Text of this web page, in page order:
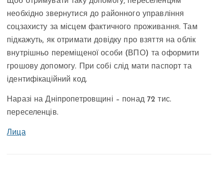
необхідно звернутися до районного управління
соцзахисту за місцем фактичного проживання. Там
підкажуть, як отримати довідку про взяття на облік
внутрішньо переміщеної особи (ВПО) та оформити
грошову допомогу. При собі слід мати паспорт та
ідентифікаційний код.
Наразі на Дніпропетровщині – понад 72 тис.
переселенців.
Лица